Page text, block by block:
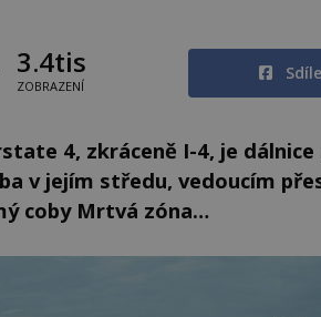
3.4tis
ZOBRAZENÍ
4, zkráceně I-4, je
v jejím středu, vedoucím
coby Mrtvá zóna…